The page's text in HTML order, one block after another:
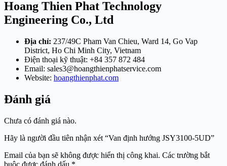
Hoang Thien Phat Technology
Engineering Co., Ltd
Địa chỉ: 237/49C Pham Van Chieu, Ward 14, Go Vap
District, Ho Chi Minh City, Vietnam
Điện thoại kỹ thuật: +84 357 872 484
Email: sales3@hoangthienphatservice.com
Website: hoangthienphat.com
Đánh giá
Chưa có đánh giá nào.
Hãy là người đầu tiên nhận xét “Van định hướng JSY3100-5UD”
Email của bạn sẽ không được hiển thị công khai. Các trường bắt
buộc được đánh dấu *